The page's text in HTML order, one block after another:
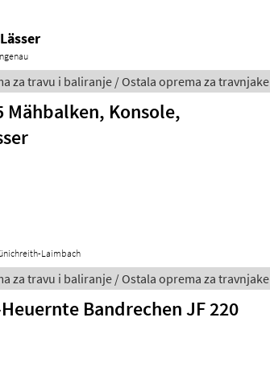
za travu i baliranje / Ostala oprema za travnjake
Mähbalken, Konsole,
Laimbach
za travu i baliranje / Ostala oprema za travnjake
Bandrechen JF 220